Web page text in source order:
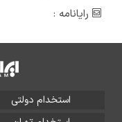
رایانامه :
استخدام دولتی